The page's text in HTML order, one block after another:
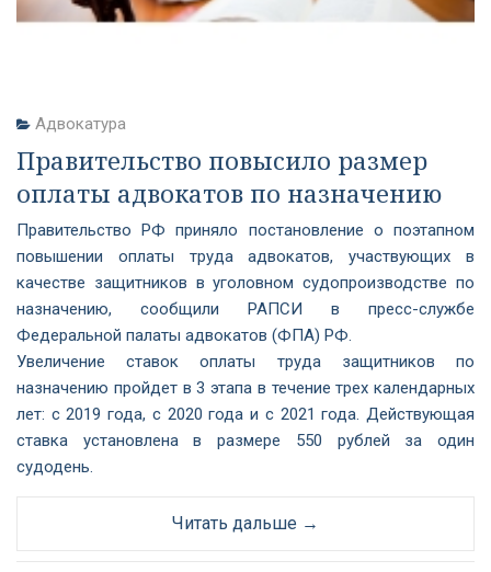
Адвокатура
Правительство повысило размер
оплаты адвокатов по назначению
Правительство РФ приняло постановление о поэтапном
повышении оплаты труда адвокатов, участвующих в
качестве защитников в уголовном судопроизводстве по
назначению, сообщили РАПСИ в пресс-службе
Федеральной палаты адвокатов (ФПА) РФ.
Увеличение ставок оплаты труда защитников по
назначению пройдет в 3 этапа в течение трех календарных
лет: с 2019 года, с 2020 года и с 2021 года. Действующая
ставка установлена в размере 550 рублей за один
судодень.
Читать дальше →